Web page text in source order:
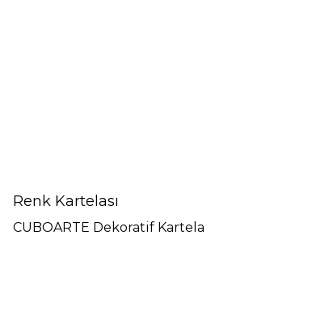
Renk Kartelası
CUBOARTE Dekoratif Kartela